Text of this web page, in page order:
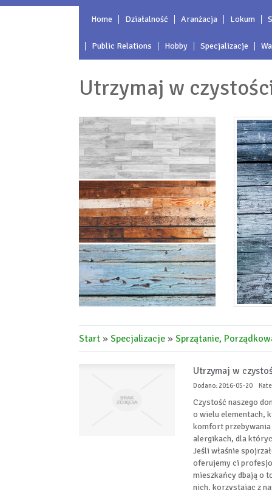
Home Działalność Aranżacja Lokum
Public Relations Hobby Specjalizacje
Utrzymaj w
Start » Specjalizacje » Sprzątanie,
Utrzymaj w
Dodano: 2016-05-20
Czystość naszego
o wielu elementach,
komfort przebywania
alergikach, dla
Jeśli właśnie
oferujemy ci
mieszkańcy dbają o
nich, korzystając z